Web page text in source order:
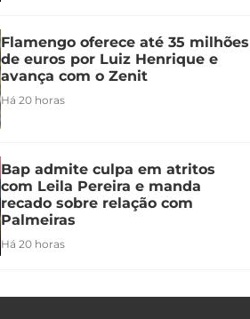
Flamengo oferece até 35 milhões
de euros por Luiz Henrique e
avança com o Zenit
Há 20 horas
Bap admite culpa em atritos
com Leila Pereira e manda
recado sobre relação com
Palmeiras
Há 20 horas